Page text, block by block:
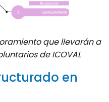
que llevarán a
de ICOVAL
en